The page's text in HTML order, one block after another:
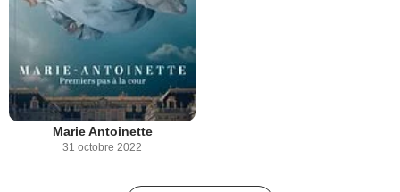
Marie Antoinette
31 octobre 2022